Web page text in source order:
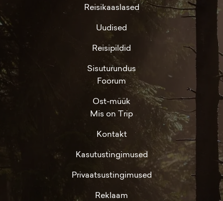
Reisikaaslased
Uudised
Reisipildid
Sisuturundus
Foorum
Ost-müük
Mis on Trip
Kontakt
Kasutustingimused
Privaatsustingimused
Reklaam